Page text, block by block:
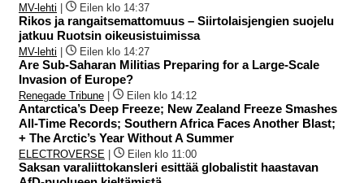
MV-lehti Eilen klo 14:37
Rikos ja rangaitsemattomuus – Siirtolaisjengien suojelu
jatkuu Ruotsin oikeusistuimissa
MV-lehti Eilen klo 14:27
Are Sub-Saharan Militias Preparing for a Large-Scale
Invasion of Europe?
Renegade Tribune Eilen klo 14:12
Antarctica’s Deep Freeze; New Zealand Freeze Smashes
All-Time Records; Southern Africa Faces Another Blast;
+ The Arctic’s Year Without A Summer
ELECTROVERSE Eilen klo 11:00
Saksan varaliittokansleri esittää globalistit haastavan